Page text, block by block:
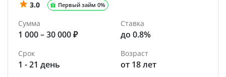
3.0 Первый займ 0%
Сумма
1 000 – 30 000 ₽
Ставка
до 0.8%
Срок
1 - 21 день
Возраст
от 18 лет